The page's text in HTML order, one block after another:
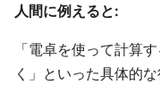
人間に例えると:
「電卓を使って計算
く」といった具体的な